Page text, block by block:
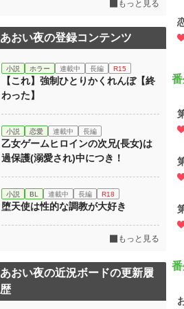
もっと見る
あおい夜の登録コンテンツ
小説 ホラー 連載中 長編 R15
【これ】強制ひとりかくれんぼ【終
わった】
小説 恋愛 連載中 長編
乙女ゲームヒロインの次兄(長女)は
過保護(溺愛され)中につき！
小説 BL 連載中 長編 R18
堕天使は性的な調教が大好き
もっと見る
あおい夜の近況ボードの更新履
歴